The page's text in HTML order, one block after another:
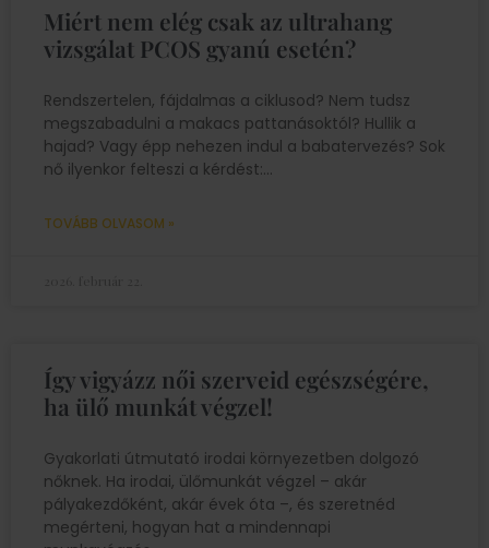
Miért nem elég csak az ultrahang
vizsgálat PCOS gyanú esetén?
Rendszertelen, fájdalmas a ciklusod? Nem tudsz
megszabadulni a makacs pattanásoktól? Hullik a
hajad? Vagy épp nehezen indul a babatervezés? Sok
nő ilyenkor felteszi a kérdést:
TOVÁBB OLVASOM »
Így vigyázz női szerveid egészségére,
ha ülő munkát végzel!
Gyakorlati útmutató irodai környezetben dolgozó
nőknek. Ha irodai, ülőmunkát végzel – akár
pályakezdőként, akár évek óta –, és szeretnéd
megérteni, hogyan hat a mindennapi